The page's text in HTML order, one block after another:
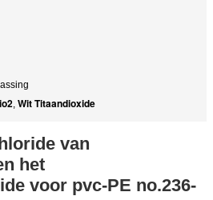
, Wit Titaandioxide
van
het
voor pvc-PE no.236-